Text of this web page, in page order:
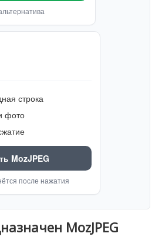
строка
фото
MozJPEG
после нажатия
MozJPEG